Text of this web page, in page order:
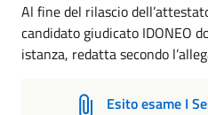
Al fine del rilascio
candidato giudicato IDONEO
istanza, redatta secondo
Esito esame I